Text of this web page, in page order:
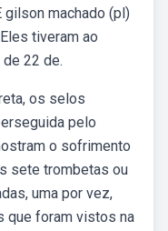
machado (pl)
tiveram ao
22 de.
os selos
pelo
o sofrimento
sete trombetas ou
uma por vez,
que foram vistos na